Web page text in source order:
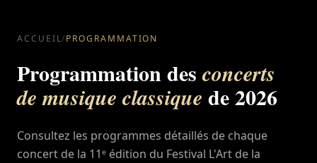
ACCUEIL/PROGRAMMATION
Programmation desconcerts
de musique classique de 2026
Consultez les programmes détaillés de chaque
concert de la 11ᵉ édition du Festival L'Art de la